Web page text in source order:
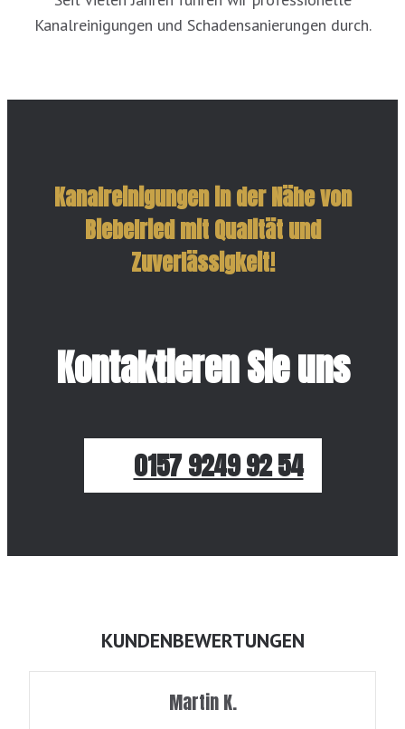
Kanalreinigungen und Schadensanierungen durch.
Kanalreinigungen in der Nähe von
Biebelried mit Qualität und
Zuverlässigkeit!
Kontaktieren Sie uns
0157 9249 92 54
KUNDENBEWERTUNGEN
Martin K.